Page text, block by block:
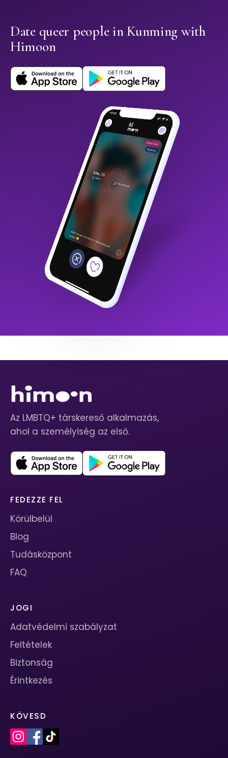
Date queer people in Kunming with
Himoon
Az LMBTQ+ társkereső alkalmazás,
ahol a személyiség az első.
FEDEZZE FEL
Körülbelül
Blog
Tudásközpont
FAQ
JOGI
Adatvédelmi szabályzat
Feltételek
Biztonság
Érintkezés
KÖVESD